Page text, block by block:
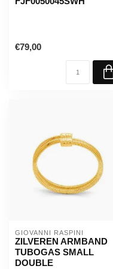
€79,00
GIOVANNI RASPINI
ZILVEREN ARMBAND
TUBOGAS SMALL
DOUBLE